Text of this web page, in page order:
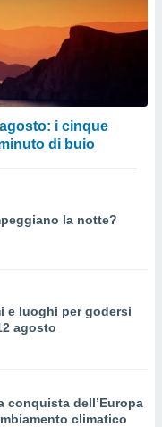
i cinque
di buio
la notte?
e luoghi per godersi
agosto
conquista dell’Europa
climatico